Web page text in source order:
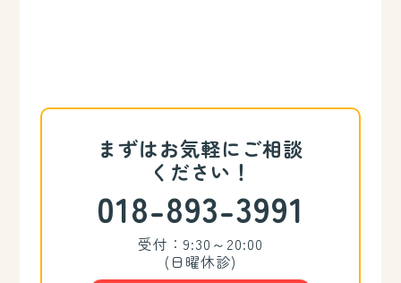
まずはお気軽にご相談
ください！
018-893-3991
受付：9:30～20:00
(日曜休診)